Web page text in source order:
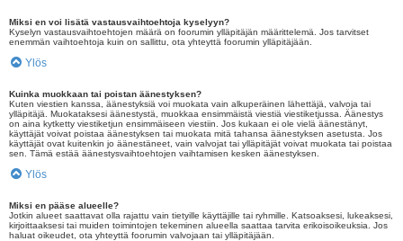
Miksi en voi lisätä vastausvaihtoehtoja kyselyyn?
Kyselyn vastausvaihtoehtojen määrä on foorumin ylläpitäjän määrittelemä. Jos tarvitset
enemmän vaihtoehtoja kuin on sallittu, ota yhteyttä foorumin ylläpitäjään.
Ylös
Kuinka muokkaan tai poistan äänestyksen?
Kuten viestien kanssa, äänestyksiä voi muokata vain alkuperäinen lähettäjä, valvoja tai
ylläpitäjä. Muokataksesi äänestystä, muokkaa ensimmäistä viestiä viestiketjussa. Äänestys
on aina kytketty viestiketjun ensimmäiseen viestiin. Jos kukaan ei ole vielä äänestänyt,
käyttäjät voivat poistaa äänestyksen tai muokata mitä tahansa äänestyksen asetusta. Jos
käyttäjät ovat kuitenkin jo äänestäneet, vain valvojat tai ylläpitäjät voivat muokata tai poistaa
sen. Tämä estää äänestysvaihtoehtojen vaihtamisen kesken äänestyksen.
Ylös
Miksi en pääse alueelle?
Jotkin alueet saattavat olla rajattu vain tietyille käyttäjille tai ryhmille. Katsoaksesi, lukeaksesi,
kirjoittaaksesi tai muiden toimintojen tekeminen alueella saattaa tarvita erikoisoikeuksia. Jos
haluat oikeudet, ota yhteyttä foorumin valvojaan tai ylläpitäjään.